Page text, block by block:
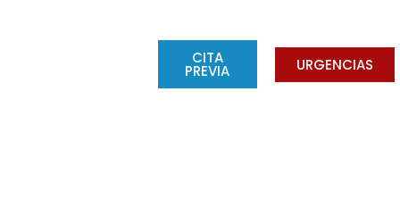
CITA
PREVIA URGENCIAS